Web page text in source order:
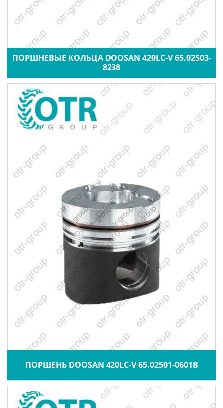
ПОРШНЕВЫЕ КОЛЬЦА DOOSAN 420LC-V 65.02503-
8238
ПОРШЕНЬ DOOSAN 420LC-V 65.02501-0601B